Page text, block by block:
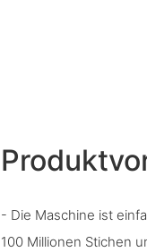
- Die Maschine ist
100 Millionen Stichen